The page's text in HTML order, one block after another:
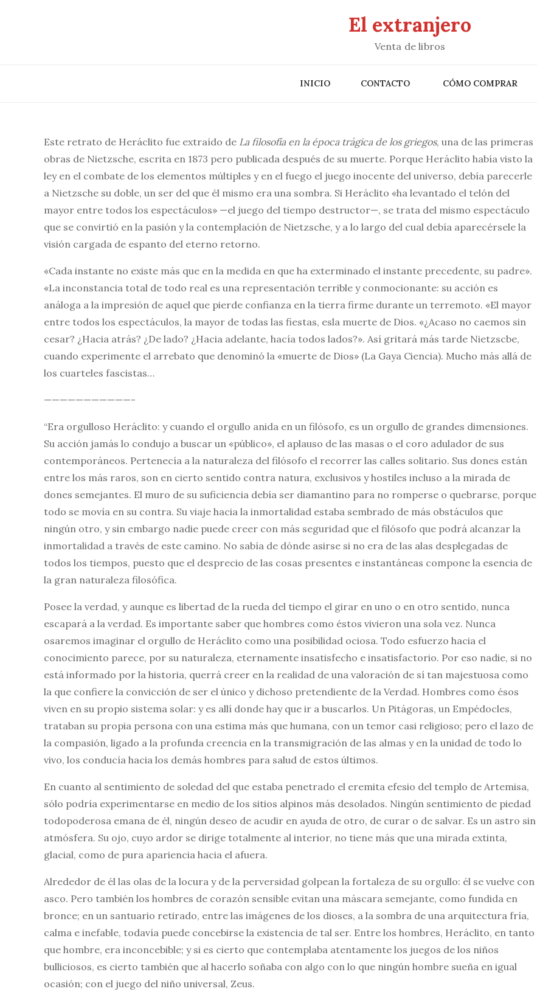
El extranjero
Venta de libros
INICIO CONTACTO CÓMO COMPRAR
Este retrato de Heráclito fue extraído de La filosofía en la época trágica de los griegos, una de las primeras
obras de Nietzsche, es­crita en 1873 pero publicada después de su muerte. Porque Heráclito había visto la
ley en el combate de los elementos múltiples y en el fuego el juego inocente del universo, debía parecerle
a Nietzsche su doble, un ser del que él mismo era una sombra. Si Heráclito «ha levantado el telón del
mayor entre todos los espectáculos» —el juego del tiempo destructor—, se trata del mismo espectáculo
que se convirtió en la pasión y la contemplación de Nietzsche, y a lo largo del cual debía aparecérsele la
visión cargada de espanto del eterno retorno.
«Cada instante no existe más que en la medida en que ha exterminado el instante precedente, su padre».
«La inconstancia total de todo real es una representación terrible y conmocionante: su acción es
análoga a la impresión de aquel que pierde confianza en la tierra firme durante un terremoto. «El mayor
entre todos los espectáculos, la mayor de todas las fiestas, esla muerte de Dios. «¿Acaso no caemos sin
cesar? ¿Hacia atrás? ¿De lado? ¿Hacia adelante, hacía todos lados?». Así gritará más tarde Nietzscbe,
cuando experimente el arrebato que denominó la «muerte de Dios» (La Gaya Ciencia). Mucho más allá de
los cuarteles fascistas…
———————————-
“Era orgulloso Heráclito: y cuando el orgullo anida en un fi­lósofo, es un orgullo de grandes dimensiones.
Su acción jamás lo condujo a buscar un «público», el aplauso de las masas o el coro adulador de sus
contemporáneos. Pertenecía a la naturaleza del filósofo el recorrer las calles solitario. Sus dones están
entre los más raros, son en cierto sentido contra natura, exclusivos y hostiles incluso a la mirada de
dones semejantes. El muro de su suficiencia debía ser diamantino para no romperse o quebrarse, porque
todo se movía en su contra. Su viaje hacia la inmortalidad estaba sembrado de más obstáculos que
ningún otro, y sin embargo nadie puede creer con más seguridad que el filósofo que podrá alcanzar la
inmortalidad a través de este camino. No sabía de dónde asirse si no era de las alas desplegadas de
todos los tiempos, puesto que el desprecio de las cosas presentes e instantáneas compone la esencia de
la gran naturaleza filosófica.
Posee la verdad, y aunque es libertad de la rueda del tiempo el girar en uno o en otro sentido, nunca
escapará a la verdad. Es importante saber que hombres como éstos vivieron una sola vez. Nunca
osaremos imaginar el orgullo de Heráclito como una posibilidad ociosa. Todo esfuerzo hacia el
conocimiento parece, por su naturaleza, eternamente insatisfecho e insatisfactorio. Por eso nadie, si no
está informado por la historia, querrá creer en la realidad de una valoración de sí tan majestuosa como
la que confiere la convicción de ser el único y dichoso pretendiente de la Verdad. Hombres como ésos
viven en su propio sistema solar: y es allí donde hay que ir a buscarlos. Un Pitágoras, un Empédocles,
trataban su propia persona con una estima más que humana, con un temor casi religioso; pero el lazo de
la compasión, ligado a la profunda creencia en la transmigración de las almas y en la unidad de todo lo
vivo, los conducía hacia los demás hombres para salud de estos últimos.
En cuanto al sentimiento de soledad del que estaba penetrado el eremita efesio del templo de Artemisa,
sólo podría experimentarse en medio de los sitios alpinos más desolados. Ningún sentimiento de piedad
todopoderosa emana de él, ningún deseo de acudir en ayuda de otro, de curar o de salvar. Es un astro sin
atmósfera. Su ojo, cuyo ardor se dirige totalmente al interior, no tiene más que una mirada extinta,
glacial, como de pura apariencia hacia el afuera.
Alrededor de él las olas de la locura y de la perversidad golpean la fortaleza de su orgullo: él se vuelve con
asco. Pero también los hombres de corazón sensible evitan una máscara semejante, como fundida en
bronce; en un santuario retirado, entre las imágenes de los dioses, a la sombra de una arquitectura fría,
calma e inefable, todavía puede concebirse la existencia de tal ser. Entre los hombres, Heráclito, en tanto
que hombre, era inconcebible; y si es cierto que contemplaba atentamente los juegos de los niños
bulliciosos, es cierto también que al hacerlo soñaba con algo con lo que ningún hombre sueña en igual
ocasión; con el juego del niño universal, Zeus.